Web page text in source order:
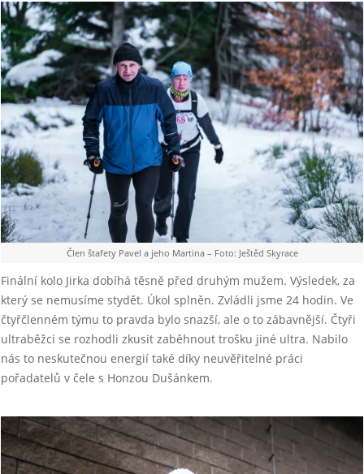
Člen štafety Pavel a jeho Martina – Foto: Ještěd Skyrace
Finální kolo Jirka dobíhá těsně před druhým mužem. Výsledek, za
který se nemusíme stydět. Úkol splněn. Zvládli jsme 24 hodin. Ve
čtyřčlenném týmu to pravda bylo snazší, ale o to zábavnější. Čtyři
ultraběžci se rozhodli zkusit zaběhnout trošku jiné ultra. Nabilo
nás to neskutečnou energií také díky neuvěřitelné práci
pořadatelů v čele s Honzou Dušánkem.